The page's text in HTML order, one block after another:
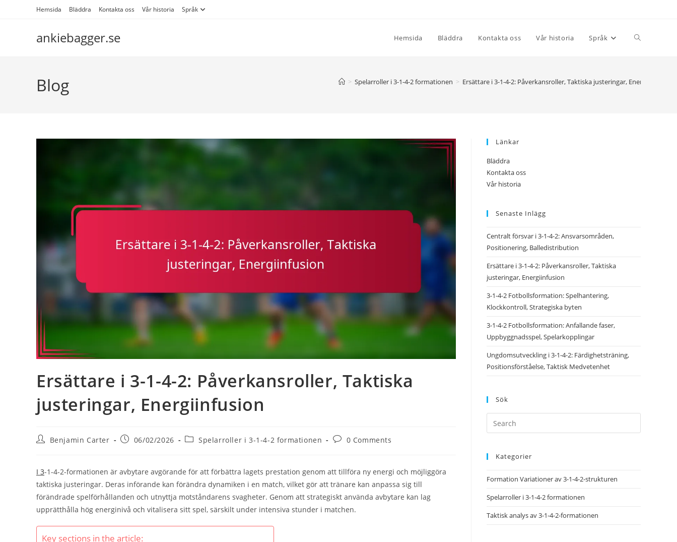
Hemsida Bläddra Kontakta oss Vår historia Språk
ankiebagger.se Hemsida Bläddra Kontakta oss Vår historia Språk Toggle
Blog > Spelarroller i 3-1-4-2 formationen > Ersättare i 3-1-4-2: Påverkansroller, Taktiska justeringar, Energiinfusion
Ersättare i 3-1-4-2: Påverkansroller, Taktiska
justeringar, Energiinfusion
PostBenjamin Carter
Post06/02/2026
PostSpelarroller i 3-1-4-2 formationen
Post0 Comments
I 3-1-4-2-formationen är avbytare avgörande för att förbättra lagets prestation genom att tillföra ny energi och möjliggöra
taktiska justeringar. Deras införande kan förändra dynamiken i en match, vilket gör att tränare kan anpassa sig till
förändrade spelförhållanden och utnyttja motståndarens svagheter. Genom att strategiskt använda avbytare kan lag
upprätthålla hög energinivå och vitalisera sitt spel, särskilt under intensiva stunder i matchen.
Key sections in the article:
Länkar
Bläddra
Kontakta oss
Vår historia
Senaste Inlägg
Centralt försvar i 3-1-4-2: Ansvarsområden,
Positionering, Balledistribution
Ersättare i 3-1-4-2: Påverkansroller, Taktiska
justeringar, Energiinfusion
3-1-4-2 Fotbollsformation: Spelhantering,
Klockkontroll, Strategiska byten
3-1-4-2 Fotbollsformation: Anfallande faser,
Uppbyggnadsspel, Spelarkopplingar
Ungdomsutveckling i 3-1-4-2: Färdighetsträning,
Positionsförståelse, Taktisk Medvetenhet
Sök
Kategorier
Formation Variationer av 3-1-4-2-strukturen
Spelarroller i 3-1-4-2 formationen
Taktisk analys av 3-1-4-2-formationen